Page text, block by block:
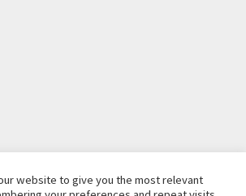
sich mit chinesicher Tee Einzel-
website to give you the most relevant